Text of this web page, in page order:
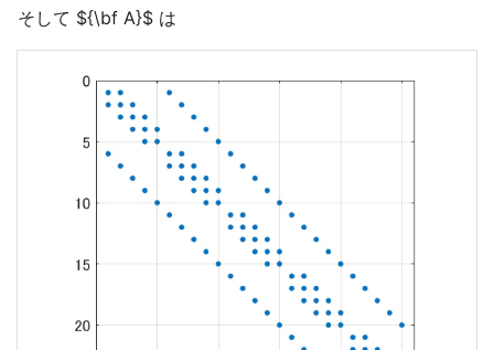
そして ${\bf A}$ は